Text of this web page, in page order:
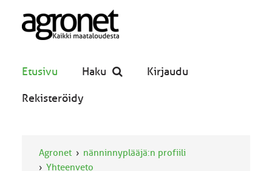
Etusivu Haku Kirjaudu
Rekisteröidy
Agronet
nänninnyplääjä:n profiili
Yhteenveto